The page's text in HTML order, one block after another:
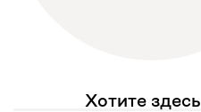
Хотите здесь